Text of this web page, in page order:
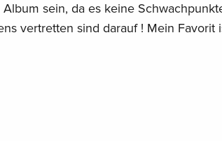
sein, da es keine
vertretten sind darauf ! Mein Favorit